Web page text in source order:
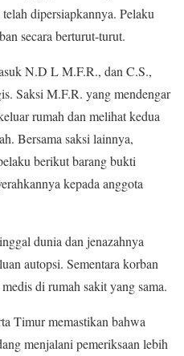
dipersiapkannya. Pelaku
secara berturut-turut.
N.D L M.F.R., dan C.S.,
Saksi M.F.R. yang mendengar
rumah dan melihat kedua
Bersama saksi lainnya,
berikut barang bukti
kepada anggota
dunia dan jenazahnya
autopsi. Sementara korban
di rumah sakit yang sama.
Timur memastikan bahwa
menjalani pemeriksaan lebih